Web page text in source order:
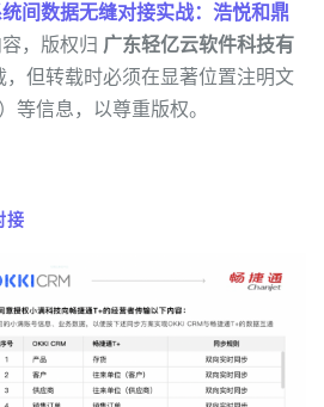
统间数据无缝对接实战：浩悦和鼎
，版权归 广东轻亿云软件科技有
，但转载时必须在显著位置注明文
等信息，以尊重版权。
接